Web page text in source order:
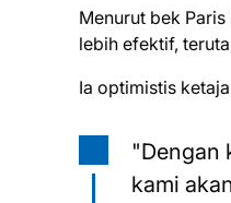
Menurut bek
lebih efektif,
Ia optimistis
"Dengan
kami